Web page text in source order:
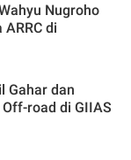
Nugroho
di
Gahar dan
road di GIIAS